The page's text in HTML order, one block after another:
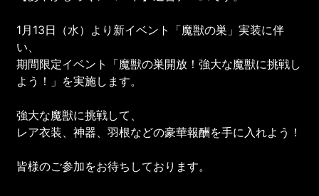
1月13日（水）より新イベント「魔獣の巣」実装に伴
い、
期間限定イベント「魔獣の巣開放！強大な魔獣に挑戦し
よう！」を実施します。
強大な魔獣に挑戦して、
レア衣装、神器、羽根などの豪華報酬を手に入れよう！
皆様のご参加をお待ちしております。